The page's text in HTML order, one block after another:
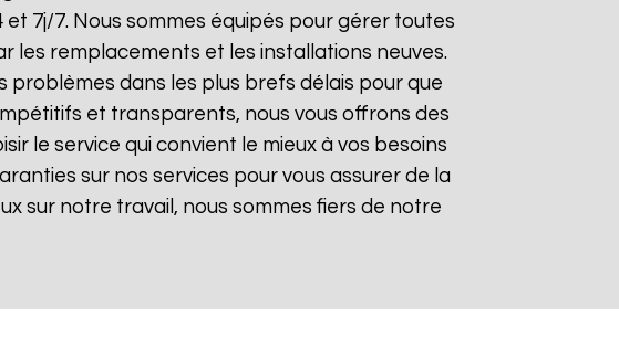
7j/7. Nous sommes équipés pour gérer toutes
les remplacements et les installations neuves.
problèmes dans les plus brefs délais pour que
et transparents, nous vous offrons des
le service qui convient le mieux à vos besoins
sur nos services pour vous assurer de la
sur notre travail, nous sommes fiers de notre